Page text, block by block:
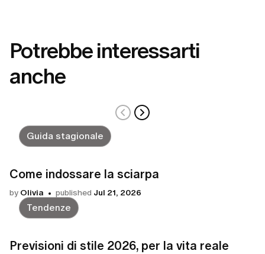
Potrebbe interessarti
anche
Guida stagionale
Come indossare la sciarpa
by Olivia published Jul 21, 2026
Tendenze
Previsioni di stile 2026, per la vita reale